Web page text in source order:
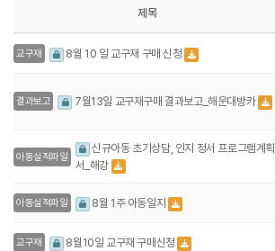
제목
교구재 8월 10 일 교구재 구매 신청
결과보고 7월13일 교구재구매 결과보고_해운대방카
아동실적파일
신규아동 초기상담, 인지 정서 프로그램계획
서_해강
아동실적파일 8월 1주 아동일지
교구재 8월10일 교구재 구매신청